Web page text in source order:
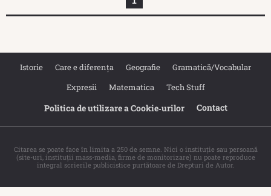
Istorie Care e diferența Geografie
Gramatică/Vocabular
Expresii
Matematica Tech Stuff
Politica de utilizare a Cookie‐urilor Contact
Citarea se poate face în limita a 250 de semne. Nici o instituţie sau persoană
(site-uri, instituţii mass-media, firme de monitorizare) nu poate reproduce
integral scrierile publicistice purtătoare de Drepturi de Autor.